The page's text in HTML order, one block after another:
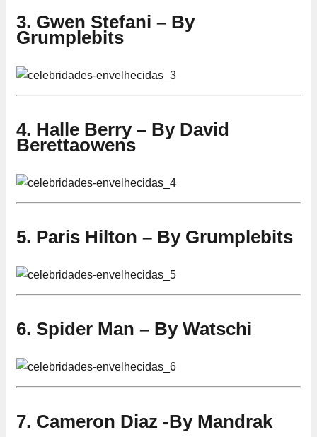
3. Gwen Stefani – By
Grumplebits
4. Halle Berry – By David
Berettaowens
5. Paris Hilton – By Grumplebits
6. Spider Man – By Watschi
7. Cameron Diaz -By Mandrak